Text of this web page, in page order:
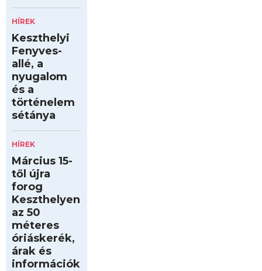
HÍREK
Keszthelyi
Fenyves-
allé, a
nyugalom
és a
történelem
sétánya
HÍREK
Március 15-
től újra
forog
Keszthelyen
az 50
méteres
óriáskerék,
árak és
információk